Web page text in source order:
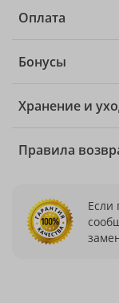
Оплата
Бонусы
Хранение и
Правила
Если